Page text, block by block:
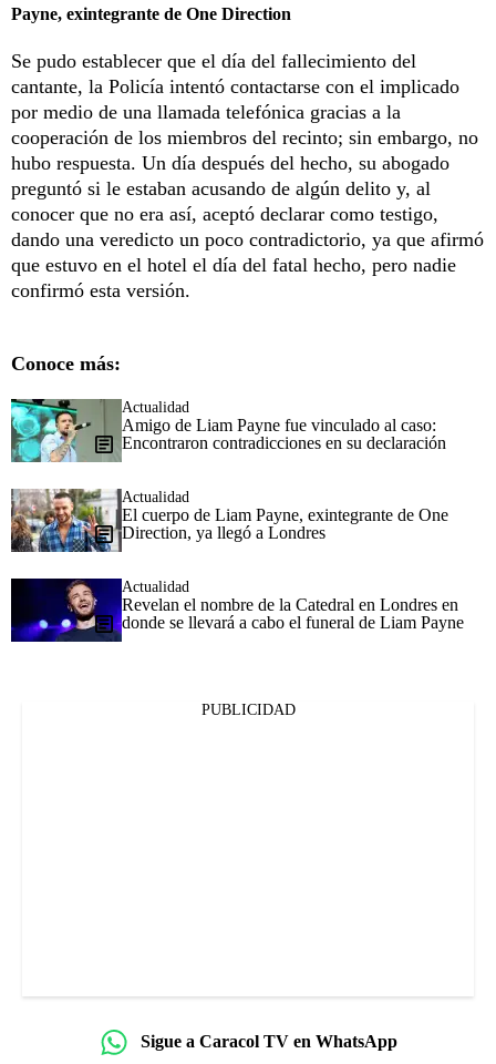
Payne, exintegrante de One Direction
Se pudo establecer que el día del fallecimiento del
cantante, la Policía intentó contactarse con el implicado
por medio de una llamada telefónica gracias a la
cooperación de los miembros del recinto; sin embargo, no
hubo respuesta. Un día después del hecho, su abogado
preguntó si le estaban acusando de algún delito y, al
conocer que no era así, aceptó declarar como testigo,
dando una veredicto un poco contradictorio, ya que afirmó
que estuvo en el hotel el día del fatal hecho, pero nadie
confirmó esta versión.
Conoce más:
Actualidad
Amigo de Liam Payne fue vinculado al caso:
Encontraron contradicciones en su declaración
Actualidad
El cuerpo de Liam Payne, exintegrante de One
Direction, ya llegó a Londres
Actualidad
Revelan el nombre de la Catedral en Londres en
donde se llevará a cabo el funeral de Liam Payne
PUBLICIDAD
Sigue a Caracol TV en WhatsApp